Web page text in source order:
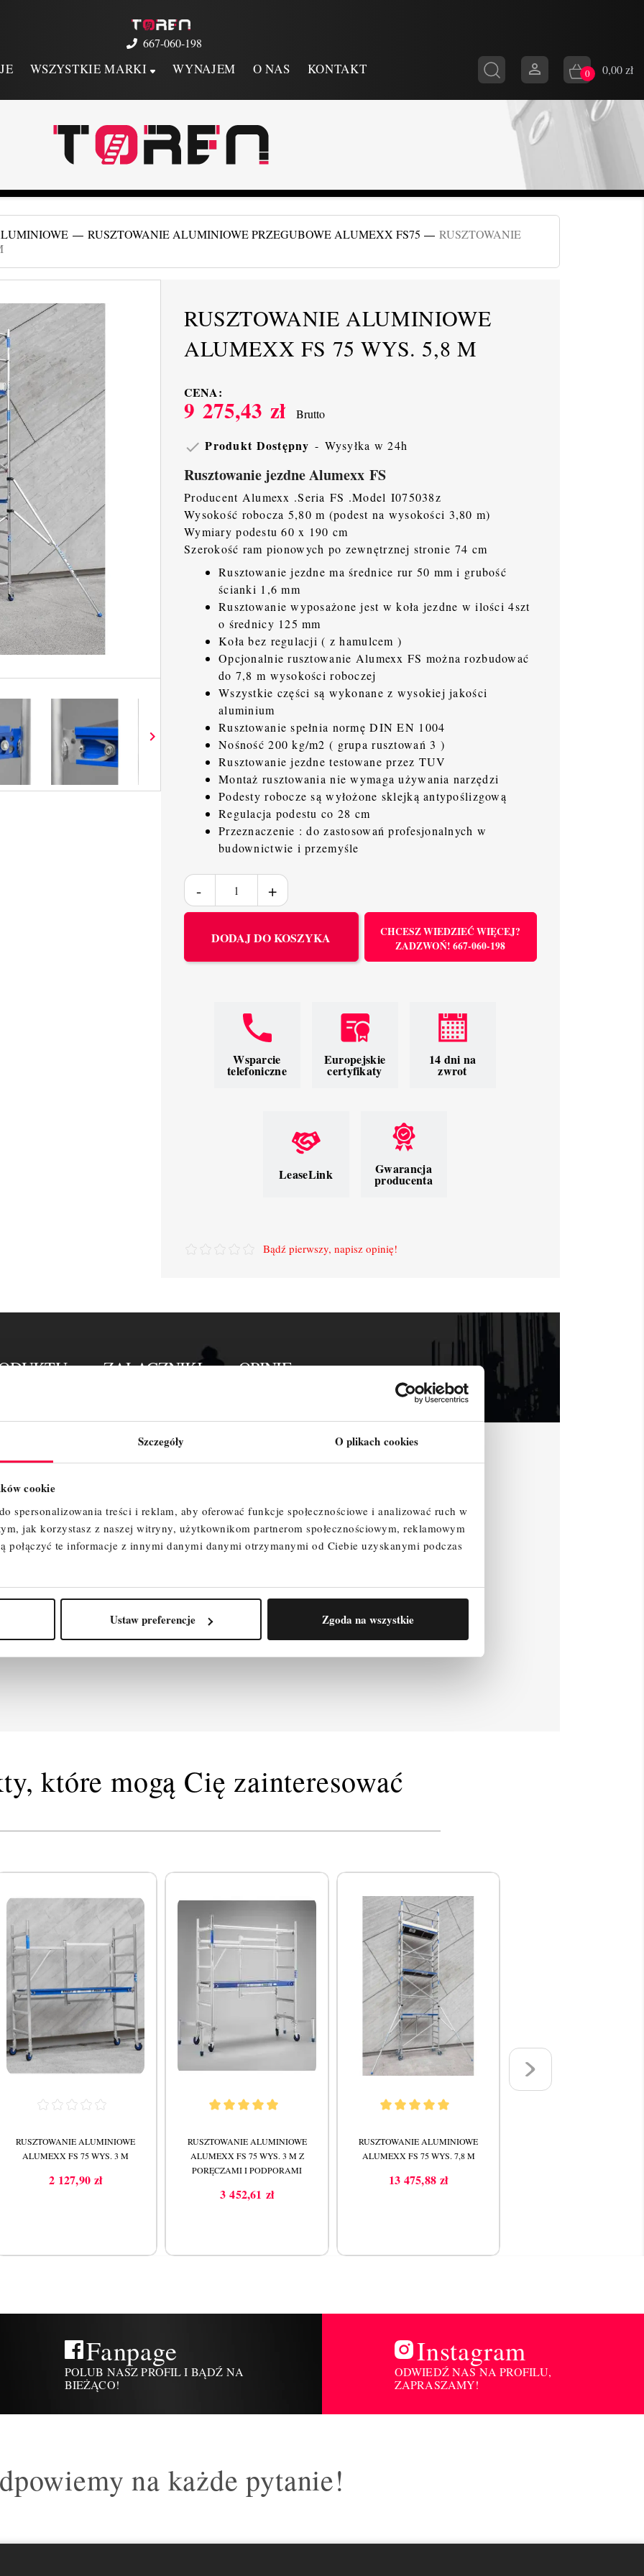
Szczegóły O plikach cookies
cookie
spersonalizowania treści i reklam, aby oferować funkcje społecznościowe i analizować ruch w
jak korzystasz z naszej witryny, użytkownikom partnerom społecznościowym, reklamowym
połączyć te informacje z innymi danymi danymi otrzymanymi od Ciebie uzyskanymi podczas
Ustaw preferencje Zgoda na wszystkie
667-060-198
WSZYSTKIE MARKI WYNAJEM O NAS KONTAKT  0 0,00 zł
RUSZTOWANIE ALUMINIOWE PRZEGUBOWE ALUMEXX FS75
RUSZTOWANIE

RUSZTOWANIE ALUMINIOWE
ALUMEXX FS 75 WYS. 5,8 M
CENA:
9 275,43 zł Brutto
 Produkt Dostępny Wysyłka w 24h
Rusztowanie jezdne Alumexx FS
Producent Alumexx .Seria FS .Model I075038z
Wysokość robocza 5,80 m (podest na wysokości 3,80 m)
Wymiary podestu 60 x 190 cm
Szerokość ram pionowych po zewnętrznej stronie 74 cm
Rusztowanie jezdne ma średnice rur 50 mm i grubość
ścianki 1,6 mm
Rusztowanie wyposażone jest w koła jezdne w ilości 4szt
o średnicy 125 mm
Koła bez regulacji ( z hamulcem )
Opcjonalnie rusztowanie Alumexx FS można rozbudować
do 7,8 m wysokości roboczej
Wszystkie części są wykonane z wysokiej jakości
aluminium
Rusztowanie spełnia normę DIN EN 1004
Nośność 200 kg/m2 ( grupa rusztowań 3 )
Rusztowanie jezdne testowane przez TUV
Montaż rusztowania nie wymaga używania narzędzi
Podesty robocze są wyłożone sklejką antypoślizgową
Regulacja podestu co 28 cm
Przeznaczenie : do zastosowań profesjonalnych w
budownictwie i przemyśle
DODAJ DO KOSZYKA
CHCESZ WIEDZIEĆ WIĘCEJ?
ZADZWOŃ! 667-060-198
Wsparcie
telefoniczne
Europejskie
certyfikaty
14 dni na
zwrot
LeaseLink Gwarancja
producenta
Bądź pierwszy, napisz opinię!
ZAŁĄCZNIKI OPINIE
regulacji – 4 szt.
które mogą Cię zainteresować
RUSZTOWANIE ALUMINIOWE
ALUMEXX FS 75 WYS. 3 M
Cena
2 127,90 zł
RUSZTOWANIE ALUMINIOWE
ALUMEXX FS 75 WYS. 3 M Z
PORĘCZAMI I PODPORAMI
Cena
3 452,61 zł
RUSZTOWANIE ALUMINIOWE
ALUMEXX FS 75 WYS. 7,8 M
Cena
13 475,88 zł
Fanpage
POLUB NASZ PROFIL I BĄDŹ NA
BIEŻĄCO!
Instagram
ODWIEDŹ NAS NA PROFILU,
ZAPRASZAMY!
na każde pytanie!